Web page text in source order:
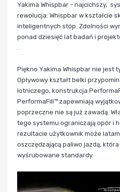
Yakima Whispbar - najcichszy,
rewolucja: Whispbar w kształcie
inteligentnych stóp. Zdolności
ponad dziesięć lat badań i
Piękno Yakima Whispbar nie jest
Opływowy kształt belki
lotniczego, konstrukcja
PerformaFill™ zapewniają
poprzeczne nie są już zawadą.
tego systemu ograniczają opór i
rezultacie użytkownik może
oszczędzającą paliwo jazdą,
wyśrubowane standardy.